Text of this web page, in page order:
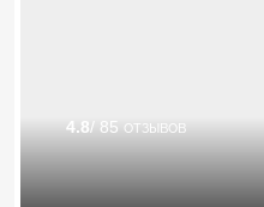
4.8/ 85 отзывов